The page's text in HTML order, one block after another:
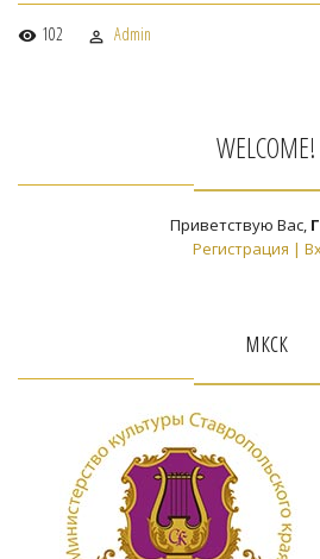
102 Admin
WELCOME!
Приветствую Вас,
Регистрация |
мкск